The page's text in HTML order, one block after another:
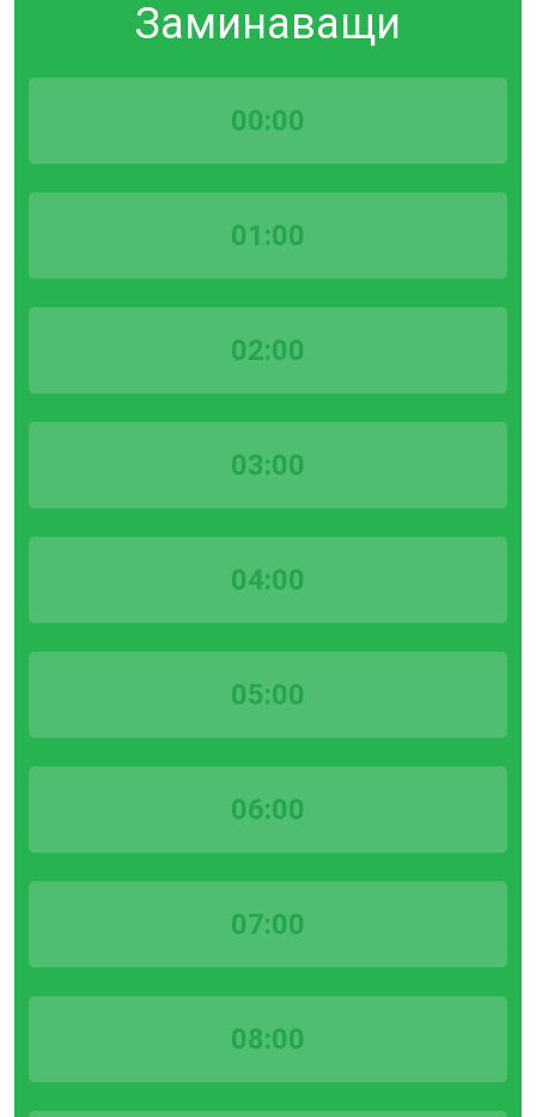
Заминаващи
00:00
01:00
02:00
03:00
04:00
05:00
06:00
07:00
08:00